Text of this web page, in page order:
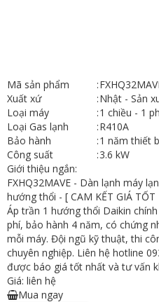
Mã sản phẩm :
Xuất xứ
:Nhật - Sản
Loại máy
:1 chiều - 1
Loại Gas lạnh
:R410A
Bảo hành
:1 năm thiết
Công suất
:3.6 kW
Giới thiệu ngắn:
FXHQ32MAVE - Dàn lạnh máy
hướng thổi - [ CAM KẾT GIÁ
Áp trần 1 hướng thổi Daikin
phí, bảo hành 4 năm, có chứng
mỗi máy. Đội ngũ kỹ thuật, thi
chuyên nghiệp. Liên hệ hotline
được báo giá tốt nhất và tư vấn
Giá: liên hệ
Mua ngay